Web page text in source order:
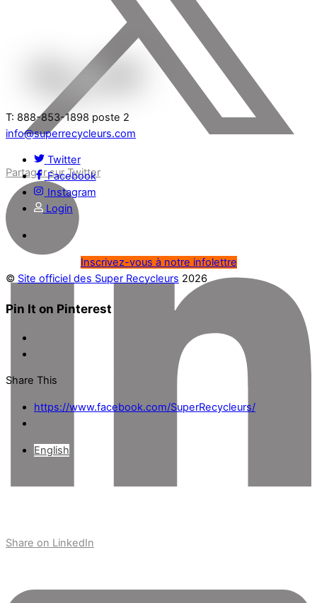
Partager sur Twitter
Share on LinkedIn
T: 888-853-1898 poste 2
info@superrecycleurs.com
Twitter
Facebook
Instagram
Login
Inscrivez-vous à notre infolettre
© Site officiel des Super Recycleurs 2026
Pin It on Pinterest
Share This
https://www.facebook.com/SuperRecycleurs/
English